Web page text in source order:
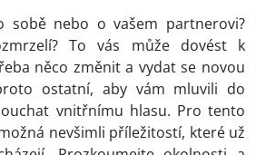
sobě nebo o vašem partnerovi?
To vás může dovést k
něco změnit a vydat se novou
ostatní, aby vám mluvili do
vnitřnímu hlasu. Pro tento
nevšimli příležitostí, které už